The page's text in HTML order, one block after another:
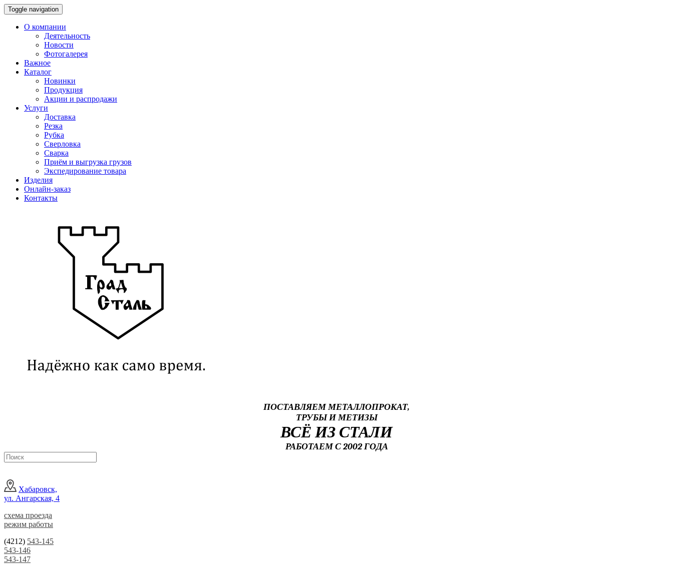
Toggle navigation
О компании
Деятельность
Новости
Фотогалерея
Важное
Каталог
Новинки
Продукция
Акции и распродажи
Услуги
Доставка
Резка
Рубка
Сверловка
Сварка
Приём и выгрузка грузов
Экспедирование товара
Изделия
Онлайн-заказ
Контакты
ПОСТАВЛЯЕМ МЕТАЛЛОПРОКАТ,
ТРУБЫ И МЕТИЗЫ
ВСЁ ИЗ СТАЛИ
РАБОТАЕМ С 2002 ГОДА
Хабаровск,
ул. Ангарская, 4
схема проезда
режим работы
(4212) 543-145
543-146
543-147